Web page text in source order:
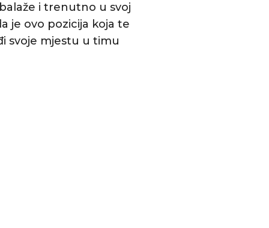
i trenutno u svoj
je ovo pozicija koja te
svoje mjestu u timu